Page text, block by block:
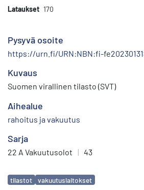
Lataukset 170
Pysyvä osoite
https://urn.fi/URN:NBN:fi-
Kuvaus
Suomen virallinen tilasto (SVT)
Aihealue
rahoitus ja vakuutus
Sarja
22 A Vakuutusolot | 43
Avainsanat
tilastot vakuutuslaitokset